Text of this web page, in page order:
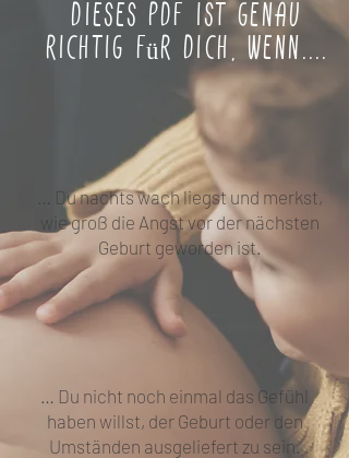
Dieses PDF ist genau
richtig für dich, wenn....
… Du nachts wach liegst und merkst,
wie groß die Angst vor der nächsten
Geburt geworden ist.
… Du nicht noch einmal das Gefühl
haben willst, der Geburt oder den
Umständen ausgeliefert zu sein.